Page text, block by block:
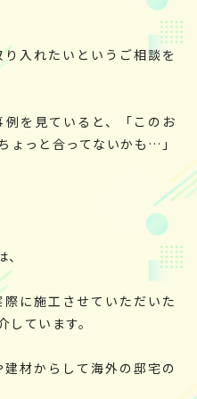
入れたいというご相談を
を見ていると、「このお
ょっと合ってないかも…」
に施工させていただいた
しています。
材からして海外の邸宅の